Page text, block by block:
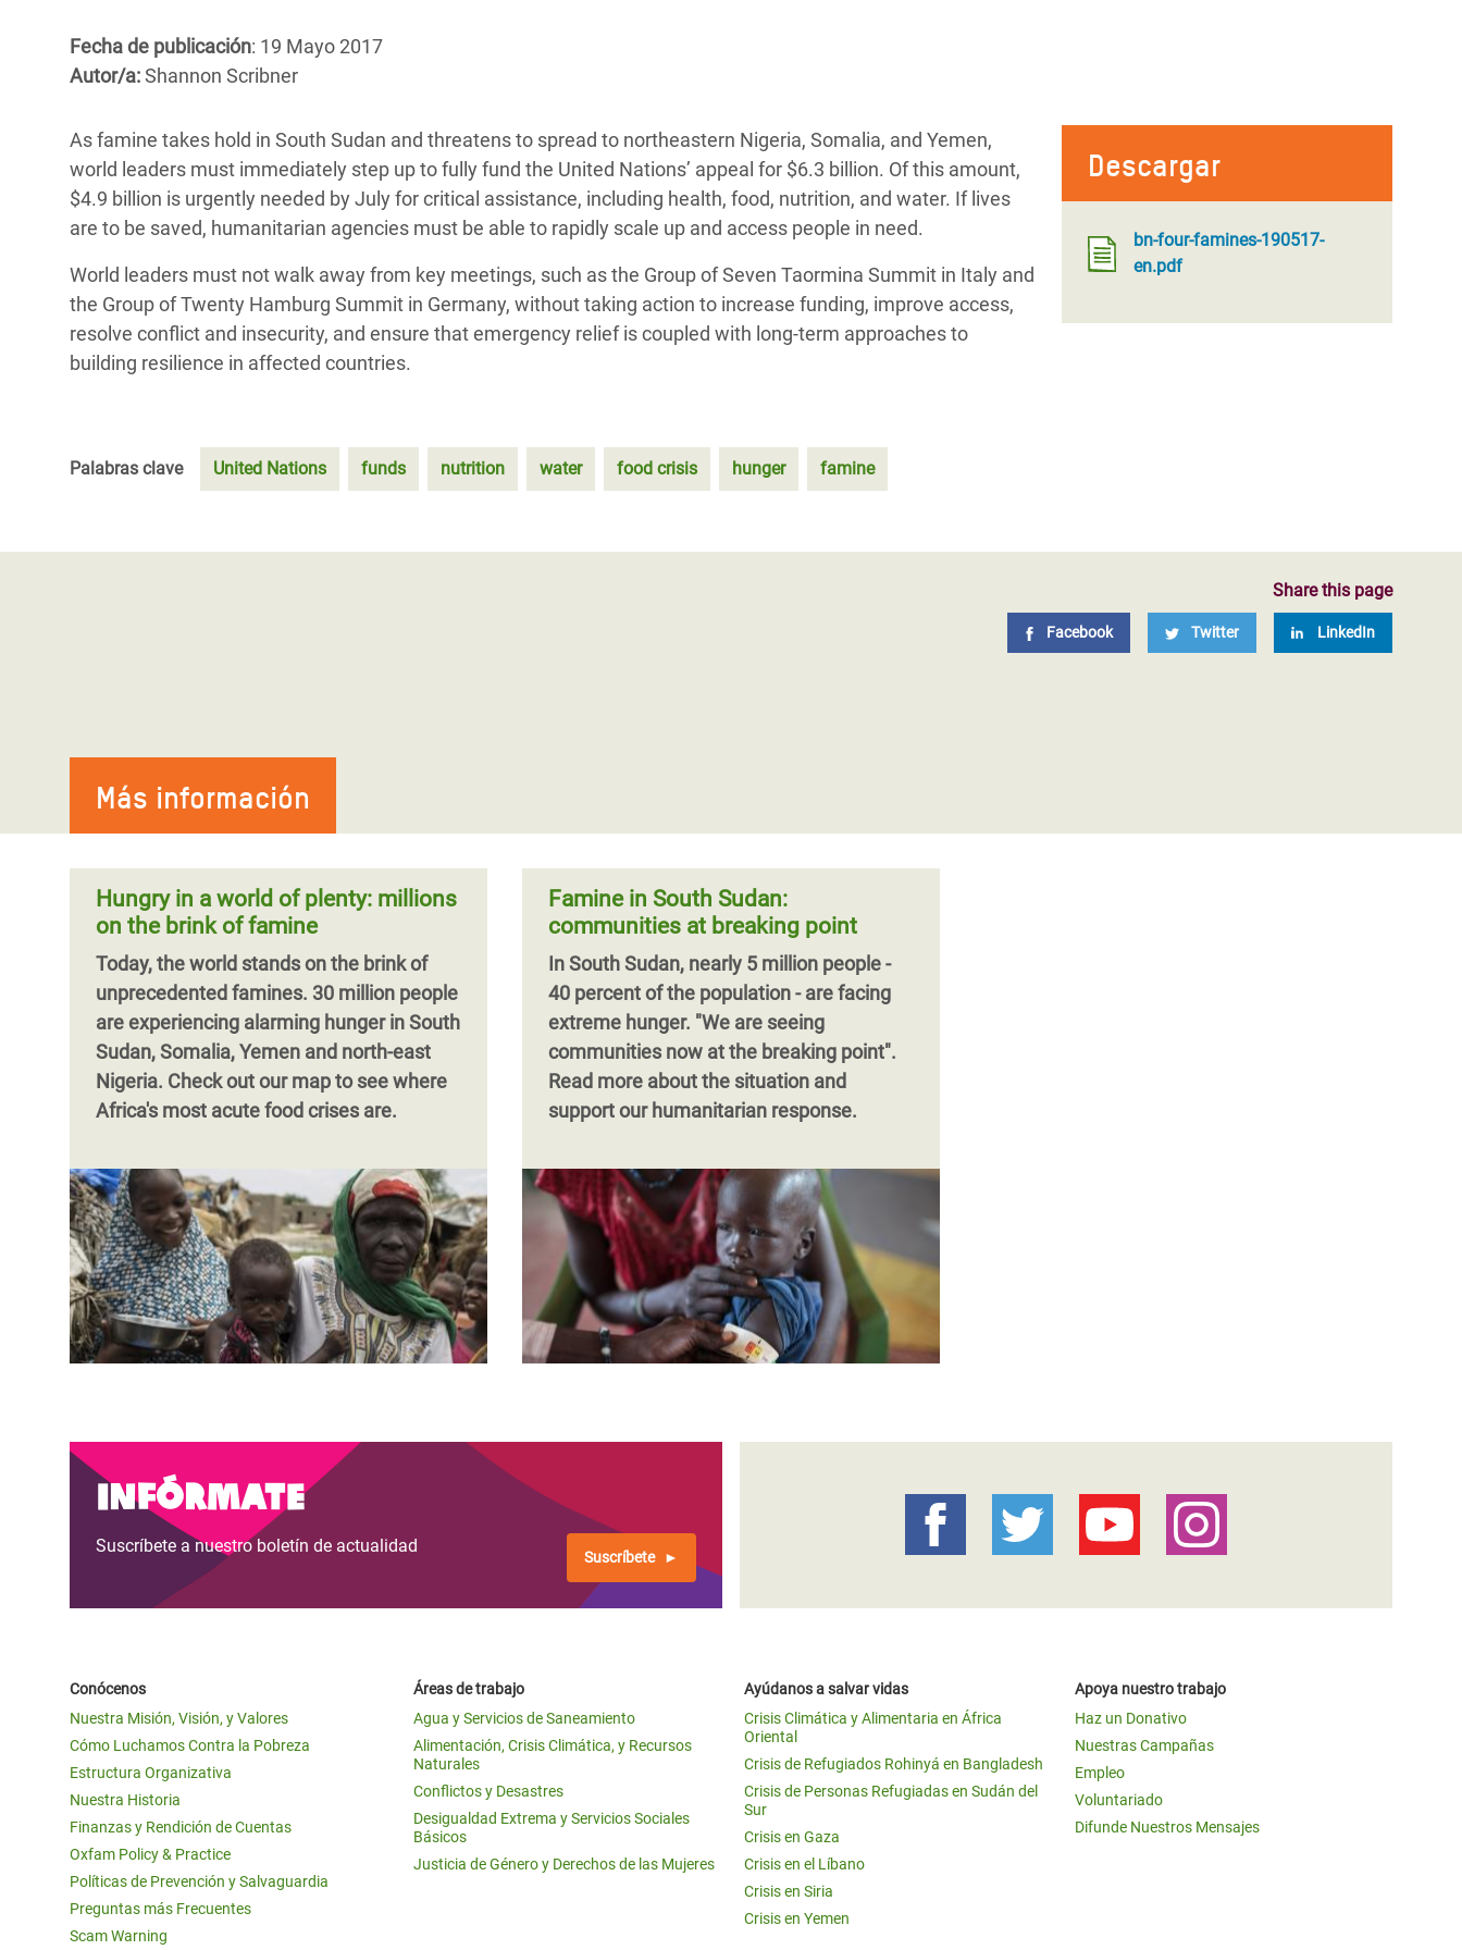
Conflictos y Desastres
Inequality and Rights in a
Digital Age
Crisis de Refugiados Rohinyá
en Bangladesh
Crisis en Yemen
Erradiquemos el Sufrimiento Humano que
¡Basta! Acabemos con las violencias contra
mujeres y niñas
a
navegación
Fecha de publicación: 19 Mayo 2017
Autor/a:Shannon Scribner
Descargar
bn-four-famines-190517-
en.pdf
As famine takes hold in South Sudan and threatens to spread to northeastern Nigeria, Somalia, and Yemen,
world leaders must immediately step up to fully fund the United Nations’ appeal for $6.3 billion. Of this amount,
$4.9 billion is urgently needed by July for critical assistance, including health, food, nutrition, and water. If lives
are to be saved, humanitarian agencies must be able to rapidly scale up and access people in need.
World leaders must not walk away from key meetings, such as the Group of Seven Taormina Summit in Italy and
the Group of Twenty Hamburg Summit in Germany, without taking action to increase funding, improve access,
resolve conflict and insecurity, and ensure that emergency relief is coupled with long-term approaches to
building resilience in affected countries.
Palabras clave United Nations funds nutrition water food crisis hunger famine
Share this page
Facebook Twitter LinkedIn
Más información
Hungry in a world of plenty: millions
on the brink of famine
Today, the world stands on the brink of
unprecedented famines. 30 million people
areexperiencing alarming hungerin South
Sudan, Somalia, Yemen and north-east
Nigeria. Check out our map to see where
Africa's most acute food crises are.
Famine in South Sudan:
communities at breaking point
In South Sudan, nearly 5 million people -
40 percent of the population - are facing
extreme hunger. "We are seeing
communities now at the breaking point".
Read more about the situation and
support our humanitarian response.
Infórmate
Suscríbete a nuestro boletín de actualidad
Suscríbete
Conócenos
Nuestra Misión, Visión, y Valores
Cómo Luchamos Contra la Pobreza
Estructura Organizativa
Nuestra Historia
Finanzas y Rendición de Cuentas
Oxfam Policy & Practice
Políticas de Prevención y Salvaguardia
Preguntas más Frecuentes
Scam Warning
Áreas de trabajo
Agua y Servicios de Saneamiento
Alimentación, Crisis Climática, y Recursos
Naturales
Conflictos y Desastres
Desigualdad Extrema y Servicios Sociales
Básicos
Justicia de Género y Derechos de las Mujeres
Ayúdanos a salvar vidas
Crisis Climática y Alimentaria en África
Oriental
Crisis de Refugiados Rohinyá en Bangladesh
Crisis de Personas Refugiadas en Sudán del
Sur
Crisis en Gaza
Crisis en el Líbano
Crisis en Siria
Crisis en Yemen
Apoya nuestro trabajo
Haz un Donativo
Nuestras Campañas
Empleo
Voluntariado
Difunde Nuestros Mensajes